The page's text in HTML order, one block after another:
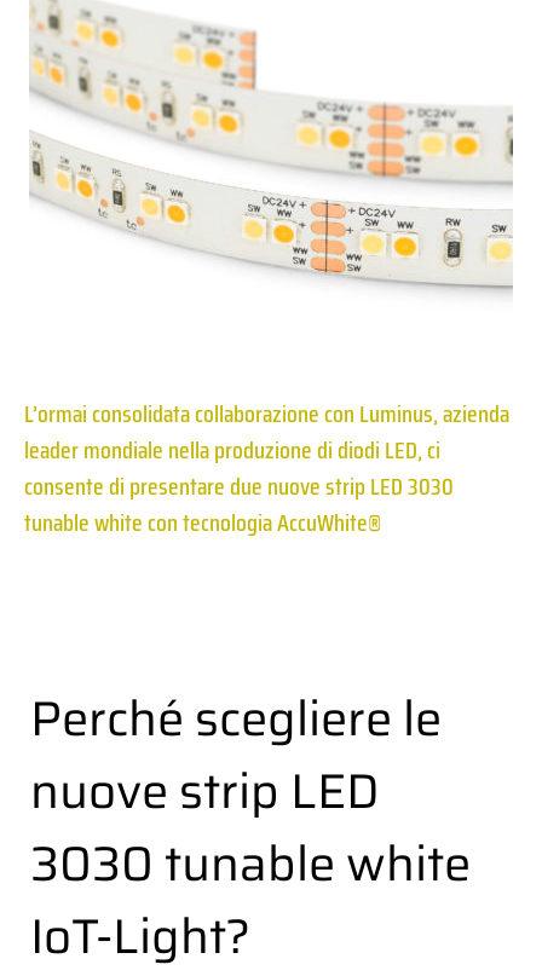
L’ormai consolidata collaborazione con Luminus, azienda
leader mondiale nella produzione di diodi LED, ci
consente di presentare due nuove strip LED 3030
tunable white con tecnologia AccuWhite®
Perché scegliere le
nuove strip LED
3030 tunable white
IoT-Light?